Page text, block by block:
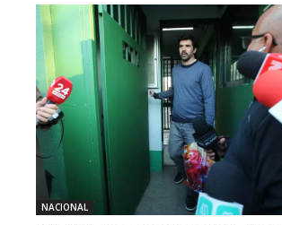
NACIONAL